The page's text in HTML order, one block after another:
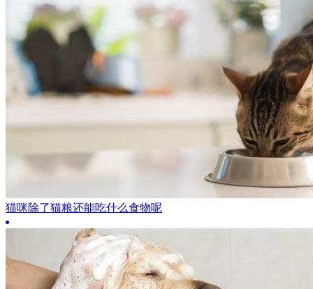
猫咪除了猫粮还能吃什么食物呢